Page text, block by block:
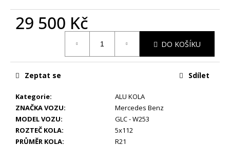
29 500 Kč
DO KOŠÍKU
Kategorie:
ALU KOLA
ZNAČKA VOZU:
Mercedes Benz
MODEL VOZU:
GLC - W253
ROZTEČ KOLA:
5x112
PRŮMĚR KOLA:
R21
Zeptat se Sdílet
KRYTKY
VW
65MM